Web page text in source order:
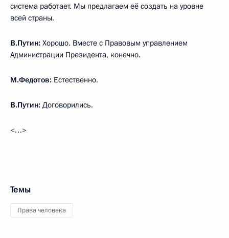
система работает. Мы предлагаем её создать на уровне
всей страны.
В.Путин: Хорошо. Вместе с Правовым управлением
Администрации Президента, конечно.
М.Федотов: Естественно.
В.Путин: Договорились.
<…>
Темы
Права человека